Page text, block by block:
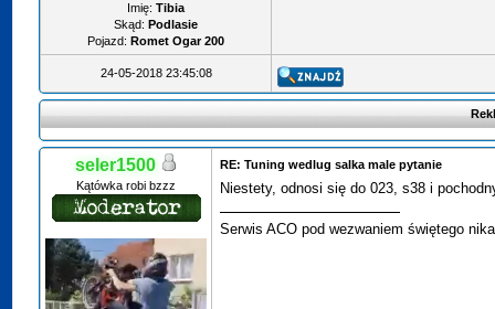
Imię: Tibia
Skąd: Podlasie
Pojazd: Romet Ogar 200
24-05-2018 23:45:08
seler1500
Kątówka robi bzzz
RE: Tuning wedlug salka male pytanie
Niestety, odnosi się do 023, s38 i
Serwis ACO pod wezwaniem świętego